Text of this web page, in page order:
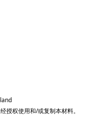
授权使用和/或复制本材料。